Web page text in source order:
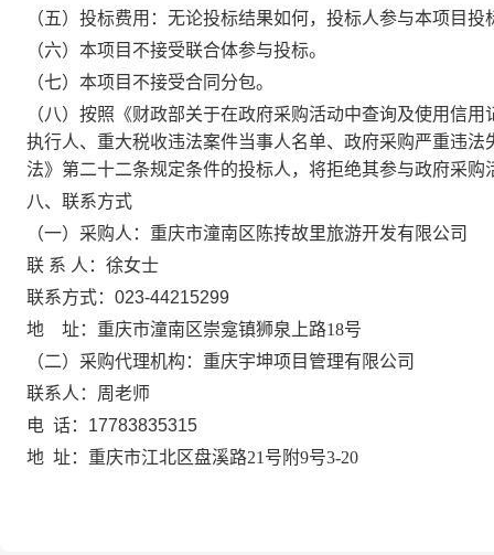
（五）投标费用：无论投标结果如何，投标人参与本项目
（六）本项目不接受联合体参与投标。
（七）本项目不接受合同分包。
（八）按照《财政部关于在政府采购活动中查询及使用信
执行人、重大税收违法案件当事人名单、政府采购严重违
法》第二十二条规定条件的投标人，将拒绝其参与政府采购
八、联系方式
（一）采购人： 重庆市潼南区陈抟故里旅游开发有限公司
联 系 人： 徐女士
联系方式： 023-44215299
地
址：重庆市潼南区崇龛镇狮泉上路18号
（二）采购代理机构： 重庆宇坤项目管理有限公司
联系人： 周老师
电 话： 17783835315
地 址：重庆市江北区盘溪路21号附9号3-20